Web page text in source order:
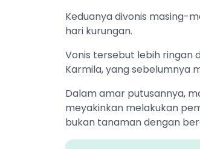
Keduanya divonis masing-
hari kurungan.
Vonis tersebut lebih ringan
Karmila, yang sebelumnya
Dalam amar putusannya,
meyakinkan melakukan
bukan tanaman dengan